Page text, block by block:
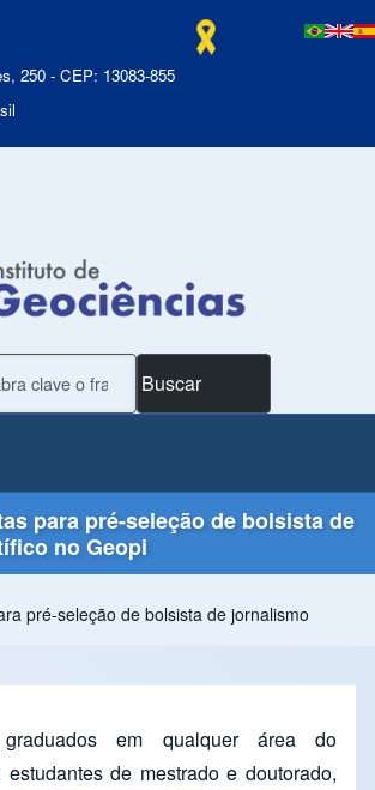
250 - CEP: 13083-855
para pré-seleção de bolsista de
no Geopi
pré-seleção de bolsista de jornalismo
graduados em qualquer área do
estudantes de mestrado e doutorado,